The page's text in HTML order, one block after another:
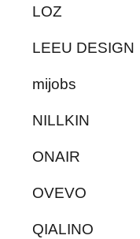
LOZ
LEEU DESIGN
mijobs
NILLKIN
ONAIR
OVEVO
QIALINO